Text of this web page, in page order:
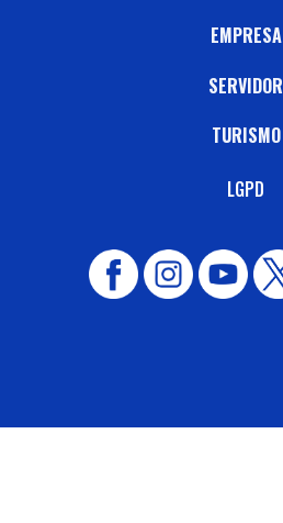
EMPRESA
SERVIDOR
TURISMO
LGPD